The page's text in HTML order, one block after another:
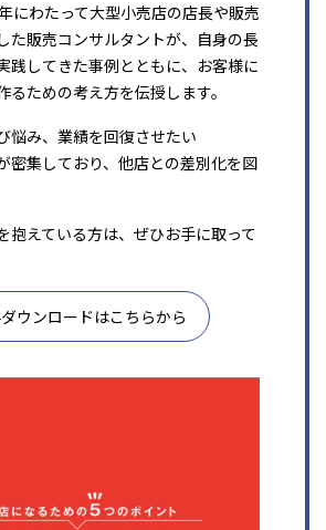
にわたって大型小売店の店長や販売
た販売コンサルタントが、自身の長
践してきた事例とともに、お客様に
るための考え方を伝授します。
悩み、業績を回復させたい
密集しており、他店との差別化を図
抱えている方は、ぜひお手に取って
ウンロードはこちらから